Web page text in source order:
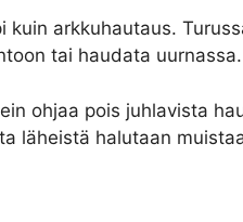
arkkuhautaus.
tai haudata uurnassa.
ohjaa pois juhlavista
läheistä halutaan